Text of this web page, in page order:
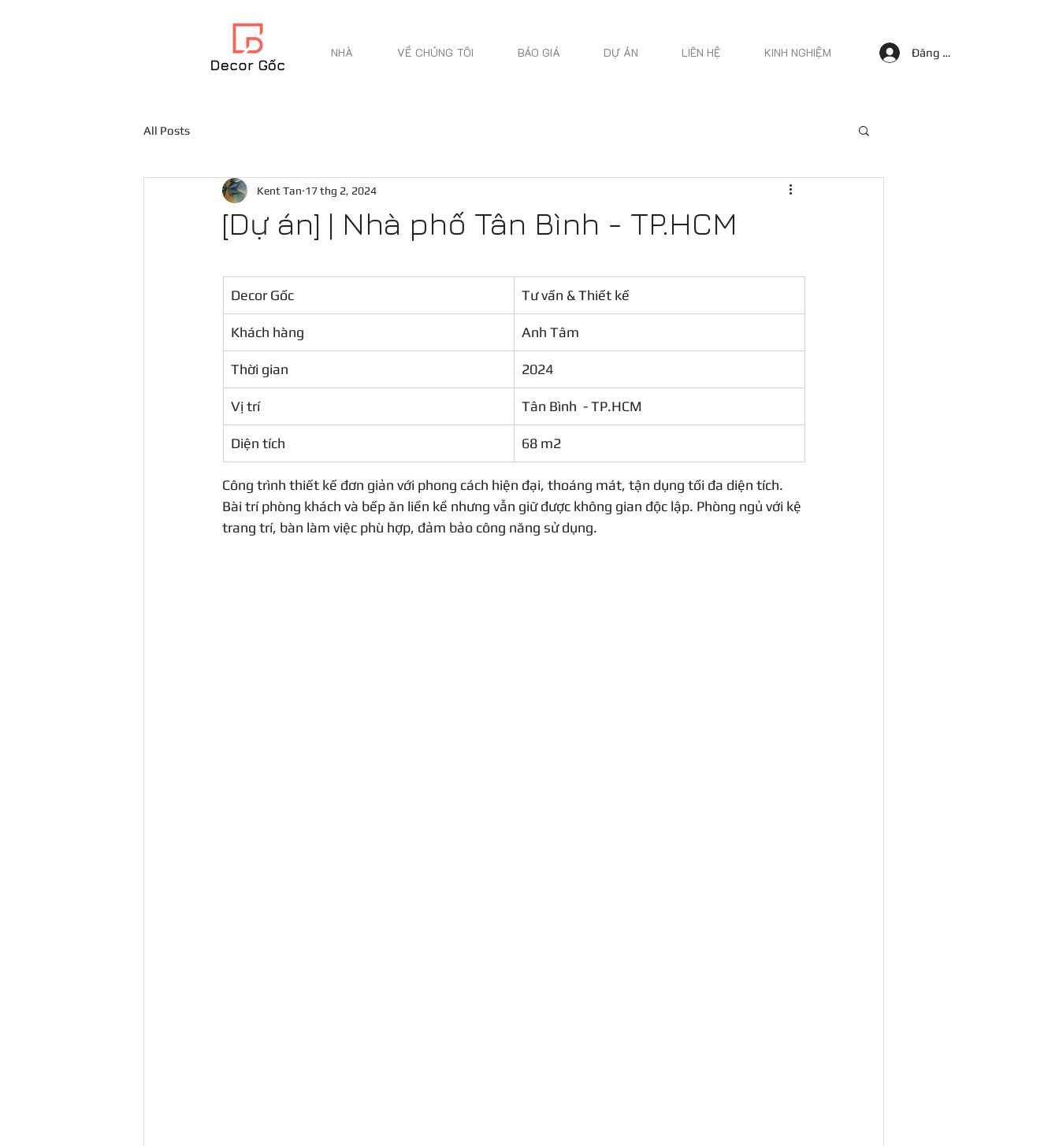
NHÀ VỀ CHÚNG TÔI BÁO GIÁ DỰ ÁN LIÊN HỆ KINH NGHIỆM Đăng nhập
All Posts
[Dự án] | Nhà phố Tân Bình - TP.HCM
Kent Tan 17 thg 2, 2024
Decor Gốc Tư vấn & Thiết kế
Khách hàng Anh Tâm
Thời gian 2024
Vị trí Tân Bình  - TP.HCM
Diện tích 68 m2
Công trình thiết kế đơn giản với phong cách hiện đại, thoáng mát, tận dụng tối đa diện tích.
Bài trí phòng khách và bếp ăn liền kề nhưng vẫn giữ được không gian độc lập. Phòng ngủ với kệ
trang trí, bàn làm việc phù hợp, đảm bảo công năng sử dụng.